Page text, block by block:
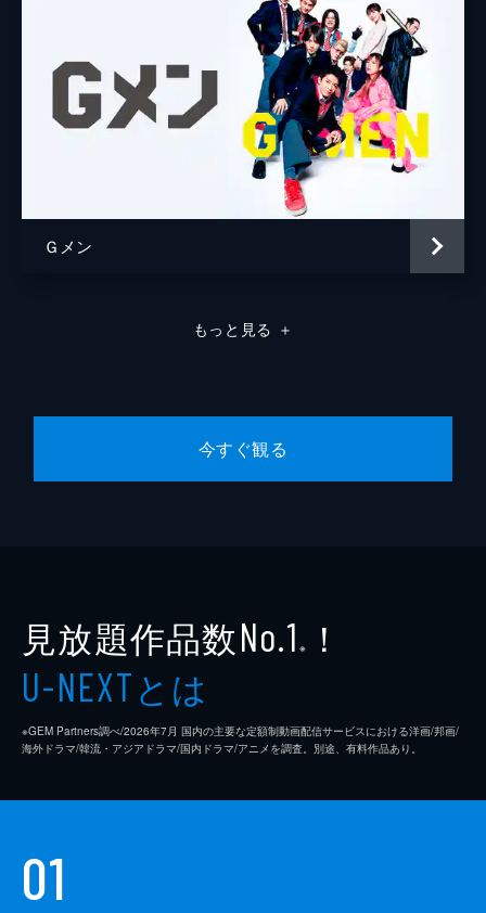
Ｇメン
もっと見る ＋
今すぐ観る
見放題作品数No.1 ※ ！
U-NEXTとは
※GEM Partners調べ/2026年7⽉ 国内の主要な定額制動画配信サービスにおける洋画/邦画/
海外ドラマ/韓流・アジアドラマ/国内ドラマ/アニメを調査。別途、有料作品あり。
01